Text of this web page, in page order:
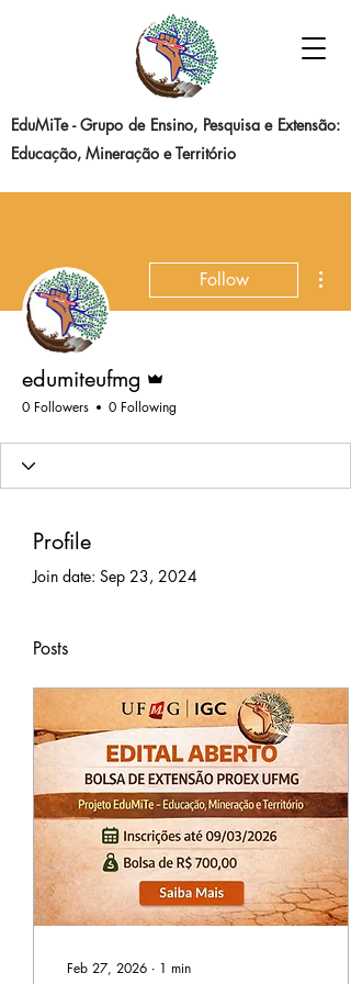
EduMiTe - Grupo de Ensino, Pesquisa e Extensão:
Educação, Mineração e Território
Follow
edumiteufmg
0 Followers 0 Following
Profile
Join date: Sep 23, 2024
Posts
Feb 27, 2026 ∙ 1 min